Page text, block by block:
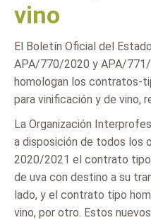
vino
El Boletín Oficial del
APA/770/2020 y APA/
homologan los contratos-
para vinificación y de vino,
La Organización
a disposición de todos los
2020/2021 el contrato
de uva con destino a su
lado, y el contrato tipo
vino, por otro. Estos